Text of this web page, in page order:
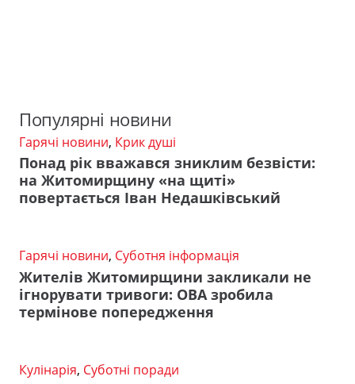
Популярні новини
Гарячі новини, Крик душі
Понад рік вважався зниклим безвісти:
на Житомирщину «на щиті»
повертається Іван Недашківський
Гарячі новини, Суботня інформація
Жителів Житомирщини закликали не
ігнорувати тривоги: ОВА зробила
термінове попередження
Кулінарія, Суботні поради